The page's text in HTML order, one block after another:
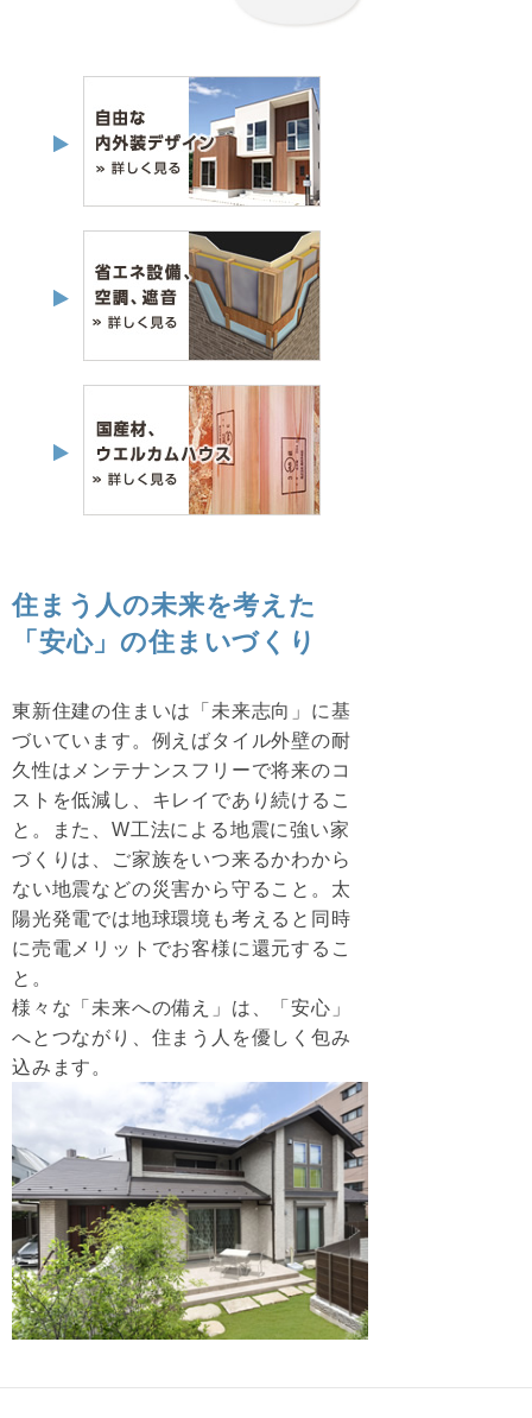
住まう人の未来を考えた
「安心」の住まいづくり
東新住建の住まいは「未来志向」に基
づいています。例えばタイル外壁の耐
久性はメンテナンスフリーで将来のコ
ストを低減し、キレイであり続けるこ
と。また、W工法による地震に強い家
づくりは、ご家族をいつ来るかわから
ない地震などの災害から守ること。太
陽光発電では地球環境も考えると同時
に売電メリットでお客様に還元するこ
と。
様々な「未来への備え」は、「安心」
へとつながり、住まう人を優しく包み
込みます。